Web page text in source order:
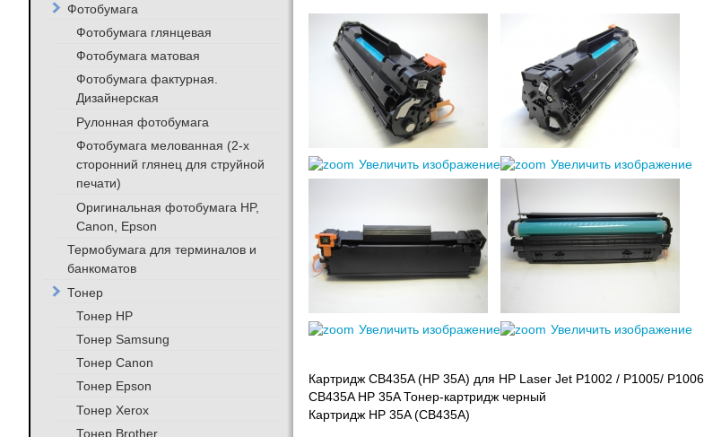
Увеличить изображение Увеличить изображение
Увеличить изображение Увеличить изображение
Картридж CB435A (HP 35A) для HP Laser Jet P1002 / P1005/
CB435A HP 35A Тонер-картридж черный
Картридж HP 35A (CB435A)
Фотобумага
Фотобумага глянцевая
Фотобумага матовая
Фотобумага фактурная.
Дизайнерская
Рулонная фотобумага
Фотобумага мелованная (2-х
сторонний глянец для струйной
печати)
Оригинальная фотобумага HP,
Canon, Epson
Термобумага для терминалов и
банкоматов
Тонер
Тонер HP
Тонер Samsung
Тонер Canon
Тонер Epson
Тонер Xerox
Тонер Brother